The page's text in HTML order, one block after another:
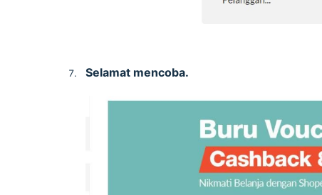
Selamat mencoba.